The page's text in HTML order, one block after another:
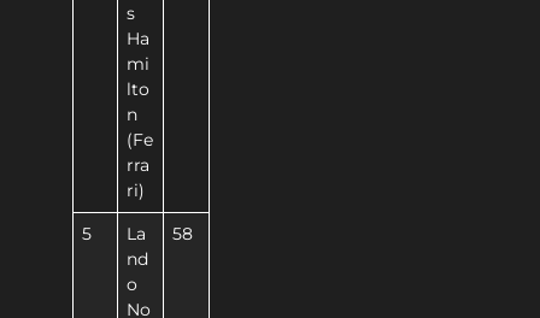
s
Ha
mi
lto
n
(Fe
rra
ri)
5
La
nd
o
No
58